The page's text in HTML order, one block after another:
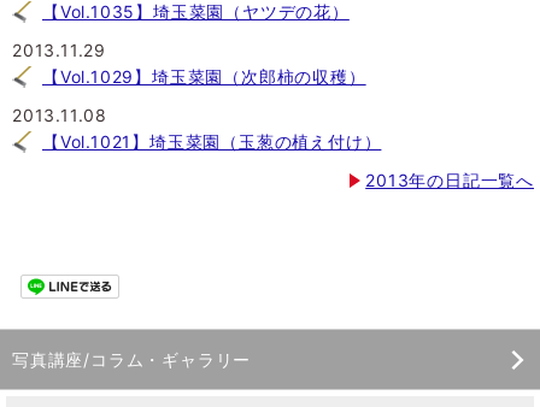
【Vol.1035】埼玉菜園（ヤツデの花）
2013.11.29
【Vol.1029】埼玉菜園（次郎柿の収穫）
2013.11.08
【Vol.1021】埼玉菜園（玉葱の植え付け）
2013年の日記一覧へ
写真講座/コラム・ギャラリー